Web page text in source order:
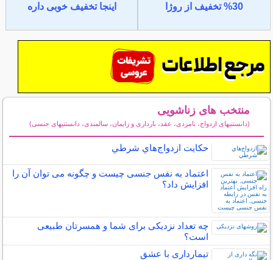
30% تخفیف از روژا اینجا تخفیف خوبی داره
منتخب های زناشویی
(دانستنیهای ازدواج، نامزدی، عقد، بارداری و زایمان، سالمندی، دانستنیهای جنسی)
حكايت ازدواج‌هاي شرطي
اعتماد به نفس جنسی چیست و چگونه می توان آن را
افزایش داد؟
چه تعداد نزدیکی برای شما و همسرتان طبیعی
است؟
تیمارداری با عشق